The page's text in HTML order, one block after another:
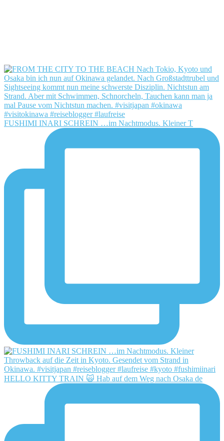
FUSHIMI INARI SCHREIN …im Nachtmodus. Kleiner T
HELLO KITTY TRAIN 🙀 Hab auf dem Weg nach Osaka de